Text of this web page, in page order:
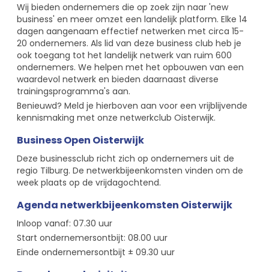
Wij bieden ondernemers die op zoek zijn naar 'new
business' en meer omzet een landelijk platform. Elke 14
dagen aangenaam effectief netwerken met circa 15-
20 ondernemers. Als lid van deze business club heb je
ook toegang tot het landelijk netwerk van ruim 600
ondernemers. We helpen met het opbouwen van een
waardevol netwerk en bieden daarnaast diverse
trainingsprogramma's aan.
Benieuwd? Meld je hierboven aan voor een vrijblijvende
kennismaking met onze netwerkclub Oisterwijk.
Business Open Oisterwijk
Deze businessclub richt zich op ondernemers uit de
regio Tilburg. De netwerkbijeenkomsten vinden om de
week plaats op de vrijdagochtend.
Agenda netwerkbijeenkomsten Oisterwijk
Inloop vanaf: 07.30 uur
Start ondernemersontbijt: 08.00 uur
Einde ondernemersontbijt ± 09.30 uur